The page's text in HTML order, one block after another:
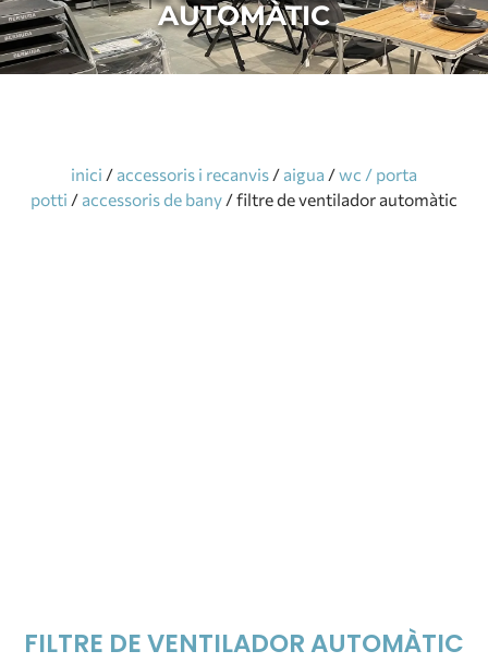
AUTOMÀTIC
inici / accessoris i recanvis / aigua /wc / porta
potti / accessoris de bany / filtre de ventilador automàtic
FILTRE DE VENTILADOR AUTOMÀTIC